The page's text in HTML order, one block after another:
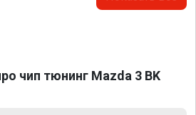
чип тюнинг Mazda 3 BK